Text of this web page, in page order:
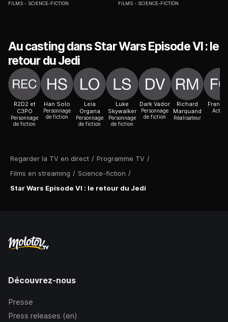
Regarder la TV en direct / Programme TV /
Films en streaming / Science-fiction /
Star Wars Episode VI : le retour du Jedi
FILMS SCIENCE-FICTION FILMS SCIENCE-FICTION
Au casting dans Star Wars Episode VI : le
retour du Jedi
R2D2 et
C3PO
Personnage
de fiction
Han Solo
Personnage
de fiction
Leia
Organa
Personnage
de fiction
Luke
Skywalker
Personnage
de fiction
Dark Vador
Personnage
de fiction
Richard
Marquand
Réalisateur
Frank
Acteur
Découvrez-nous
Presse
Press releases (en)